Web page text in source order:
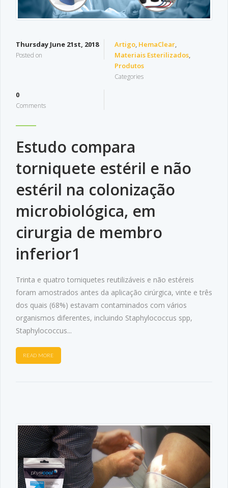
Thursday June 21st, 2018
Posted on
Artigo, HemaClear,
Materiais Esterilizados,
Produtos
Categories
0
Comments
Estudo compara
torniquete estéril e não
estéril na colonização
microbiológica, em
cirurgia de membro
inferior1
Trinta e quatro torniquetes reutilizáveis e não estéreis
foram amostrados antes da aplicação cirúrgica, vinte e três
dos quais (68%) estavam contaminados com vários
organismos diferentes, incluindo Staphylococcus spp,
Staphylococcus...
READ MORE